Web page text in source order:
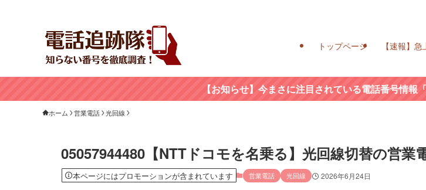
トップページ 【速報】
【お知らせ】今まさに注目されている電話番号情報
ホーム 営業電話 光回線
05057944480【NTTドコモを名乗る】光回線切替の営業
本ページにはプロモーションが含まれています 営業電話 光回線 2026年6月24日